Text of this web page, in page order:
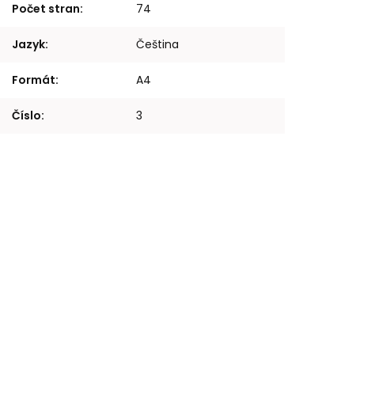
Počet stran: 74
Jazyk: Čeština
Formát: A4
Číslo: 3